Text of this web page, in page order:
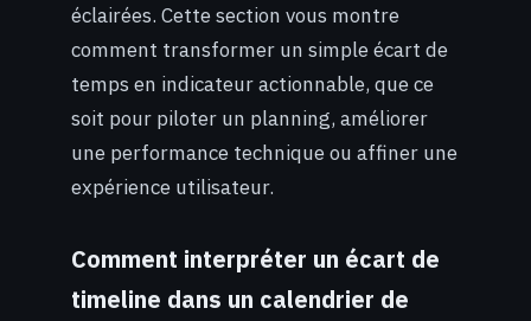
éclairées. Cette section vous montre
comment transformer un simple écart de
temps en indicateur actionnable, que ce
soit pour piloter un planning, améliorer
une performance technique ou affiner une
expérience utilisateur.
Comment interpréter un écart de
timeline dans un calendrier de